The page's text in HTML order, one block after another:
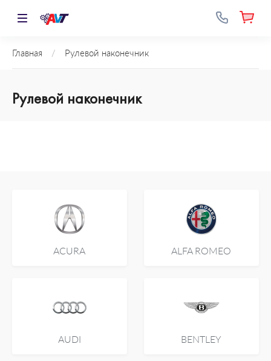
Главная / Рулевой наконечник
Рулевой наконечник
ACURA ALFA ROMEO
AUDI BENTLEY